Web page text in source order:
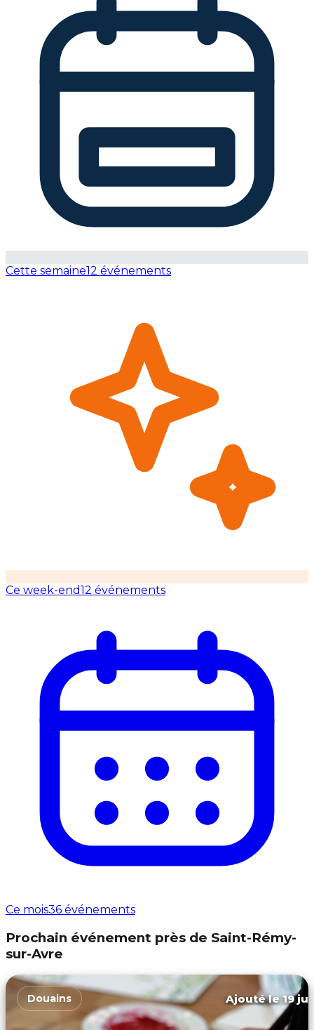
Cette semaine12 événements
Ce week-end12 événements
Ce mois36 événements
Prochain événement près de Saint-Rémy-
sur-Avre
Douains Ajouté le 19